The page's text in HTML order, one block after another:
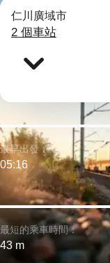
仁川廣域市
2 個車站
最短的乘車時間：
43 m
最早出發：
05:16